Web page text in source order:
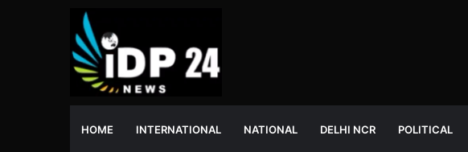
HOME INTERNATIONAL NATIONAL DELHI NCR POLITICAL